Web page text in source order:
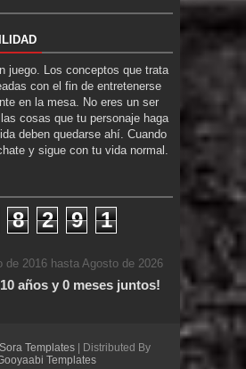
juego. Los conceptos que trata
con el fin de entretenerse
en la mesa. No eres un ser
cosas que tu personaje haga
deben quedarse ahí. Cuando
y sigue con tu vida normal.
8 2 9 1
de 2016 hasta Agosto de 2026
años y 0 meses juntos!
Sora Templates | Distributed By
Templates